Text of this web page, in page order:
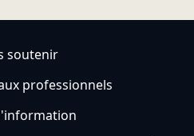
soutenir
professionnels